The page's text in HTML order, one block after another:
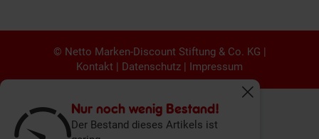
Nur noch wenig Bestand!
Der Bestand dieses Artikels ist
Fenster
© Netto Marken-Discount Stiftung & Co. KG |
Kontakt | Datenschutz | Impressum